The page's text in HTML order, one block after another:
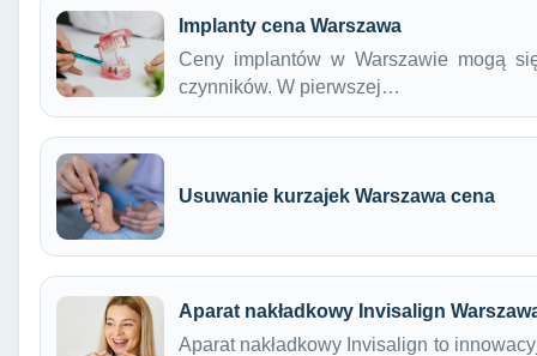
Implanty cena Warszawa
Ceny implantów w Warszawie mogą
czynników. W pierwszej…
Usuwanie kurzajek Warszawa cena
Aparat nakładkowy Invisalign
Aparat nakładkowy Invisalign to